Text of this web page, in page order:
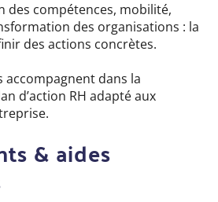
des compétences, mobilité,
des organisations : la
des actions concrètes.
accompagnent dans la
d’action RH adapté aux
& aides